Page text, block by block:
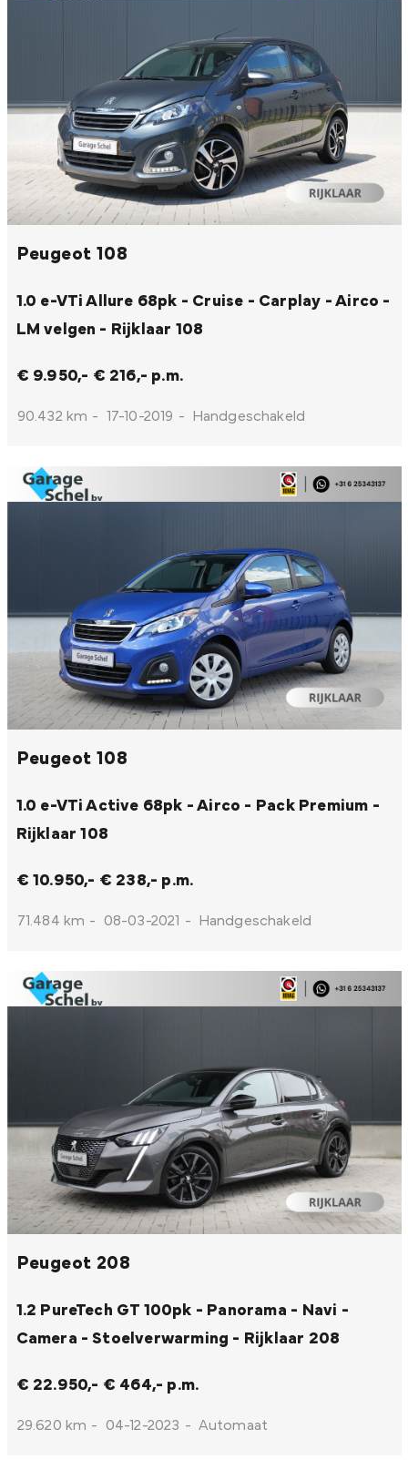
Peugeot 108
1.0 e-VTi Allure 68pk - Cruise - Carplay - Airco -
LM velgen - Rijklaar 108
€ 9.950,- € 216,- p.m.
90.432 km - 17-10-2019 - Handgeschakeld
Peugeot 108
1.0 e-VTi Active 68pk - Airco - Pack Premium -
Rijklaar108
€ 10.950,- € 238,- p.m.
71.484 km - 08-03-2021 - Handgeschakeld
Peugeot 208
1.2 PureTech GT 100pk - Panorama - Navi -
Camera - Stoelverwarming - Rijklaar 208
€ 22.950,- € 464,- p.m.
29.620 km - 04-12-2023 - Automaat